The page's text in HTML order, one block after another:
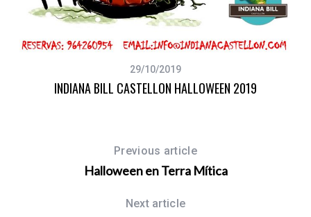
29/10/2019
INDIANA BILL CASTELLON HALLOWEEN 2019
Previous article
Halloween en Terra Mítica
Next article